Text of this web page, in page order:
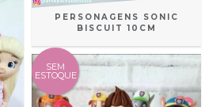
PERSONAGENS SONIC
BISCUIT 10CM
SEM
ESTOQUE